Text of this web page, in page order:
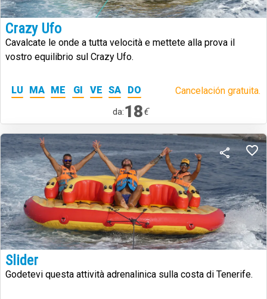
Crazy Ufo
Cavalcate le onde a tutta velocità e mettete alla prova il
vostro equilibrio sul Crazy Ufo.
LU MA ME GI VE SA DO Cancelación gratuita.
da:18€
Slider
Godetevi questa attività adrenalinica sulla costa di Tenerife.